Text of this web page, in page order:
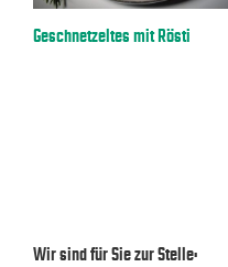
Geschnetzeltes mit Rösti
Wir sind für Sie zur Stelle: